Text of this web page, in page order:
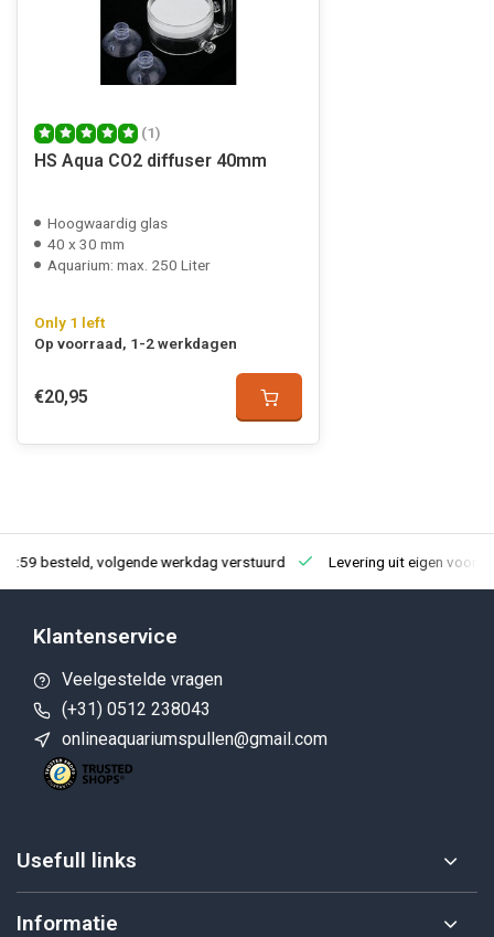
(1)
HS Aqua CO2 diffuser 40mm
Hoogwaardig glas
40 x 30 mm
Aquarium: max. 250 Liter
Only 1 left
Op voorraad, 1-2 werkdagen
€20,95
besteld, volgende werkdag verstuurd Levering uit eigen
Klantenservice
Veelgestelde vragen
(+31) 0512 238043
onlineaquariumspullen@gmail.com
Usefull links
Informatie